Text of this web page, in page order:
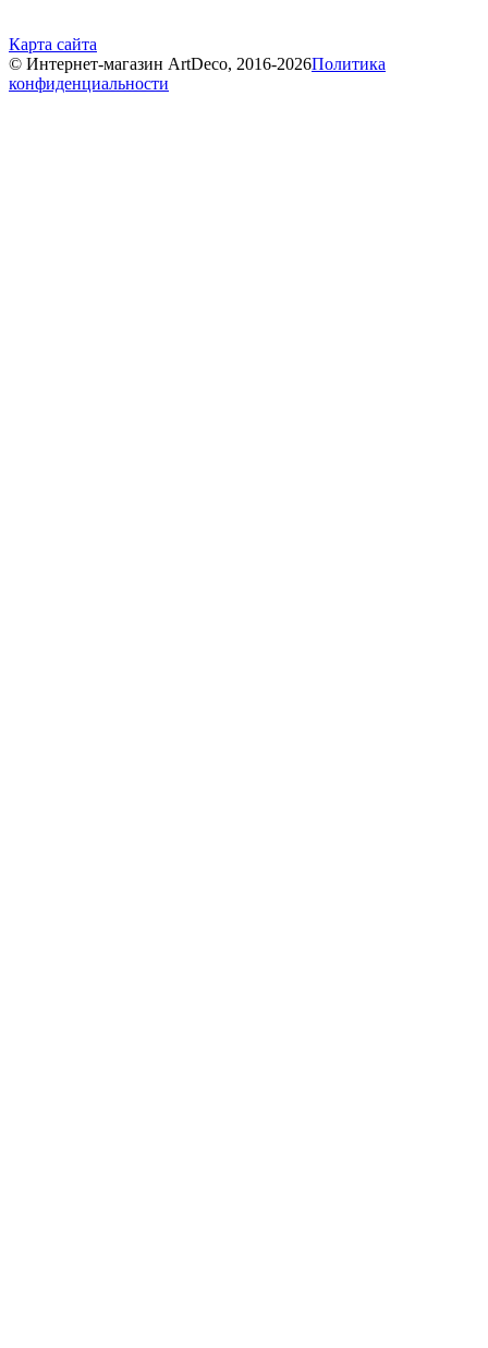
Карта сайта
© Интернет-магазин ArtDeco, 2016-2026Политика
конфиденциальности